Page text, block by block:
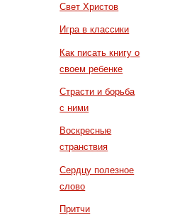
Свет Христов
Игра в классики
Как писать книгу о
своем ребенке
Страсти и борьба
с ними
Воскресные
странствия
Сердцу полезное
слово
Притчи